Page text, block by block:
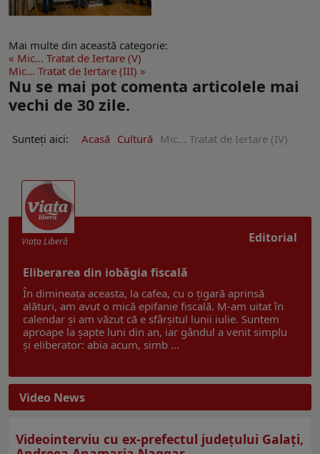
Mai multe din această categorie:
« Mic... Tratat de Iertare (V)
Mic... Tratat de Iertare (III) »
Nu se mai pot comenta articolele mai
vechi de 30 zile.
Sunteți aici: Acasă Cultură Mic... Tratat de Iertare (IV)
Editorial
Viaţa Liberă
Eliberarea din iobăgia fiscală
În dimineața aceasta, la cafea, cu o țigară aprinsă
alături, am avut o mică epifanie fiscală. M-am uitat în
calendar și am văzut că e sfârșitul lunii iulie. Suntem
aproape la șapte luni din an, iar gândul a venit simplu
și eliberator: abia acum, simb ...
Video News
Videointerviu cu ex-prefectul judeţului Galaţi,